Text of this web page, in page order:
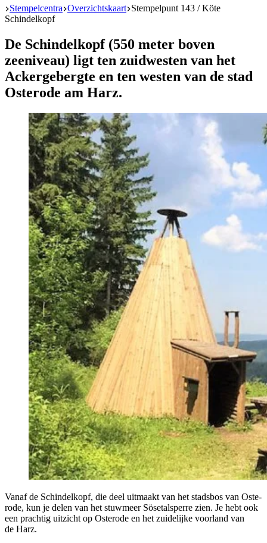
Start
Stempelcentra Overzichtskaart Stempelpunt 143 / Köte
Schindelkopf
De Schindelkopf (550 meter boven
zeeniveau) ligt ten zuidwesten van het
Ackergebergte en ten westen van de stad
Osterode am Harz.
Van­af de Schin­del­kopf, die deel uit­maakt van het stads­bos van Oste­
ro­de, kun je delen van het stuw­meer Söse­tal­sper­re zien. Je hebt ook
een prach­tig uit­zicht op Oste­ro­de en het zui­de­lij­ke voor­land van
de Harz.